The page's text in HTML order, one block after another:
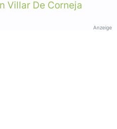
Villar De Corneja
Anzeige